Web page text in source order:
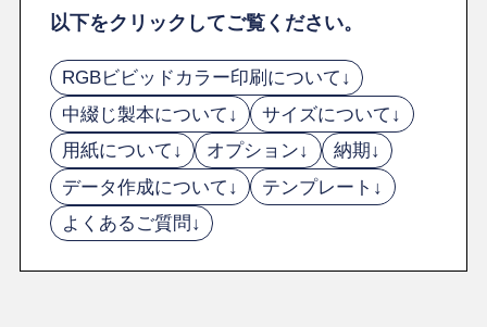
以下をクリックしてご覧ください。
RGBビビッドカラー印刷について↓
中綴じ製本について↓
サイズについて↓
用紙について↓
オプション↓
納期↓
データ作成について↓
テンプレート↓
よくあるご質問↓